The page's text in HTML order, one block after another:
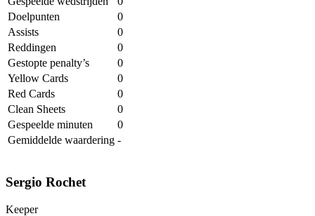
Doelpunten
0
Assists
0
Reddingen
0
Gestopte penalty’s
0
Yellow Cards
0
Red Cards
0
Clean Sheets
0
Gespeelde minuten
0
Gemiddelde waardering -
Sergio Rochet
Keeper